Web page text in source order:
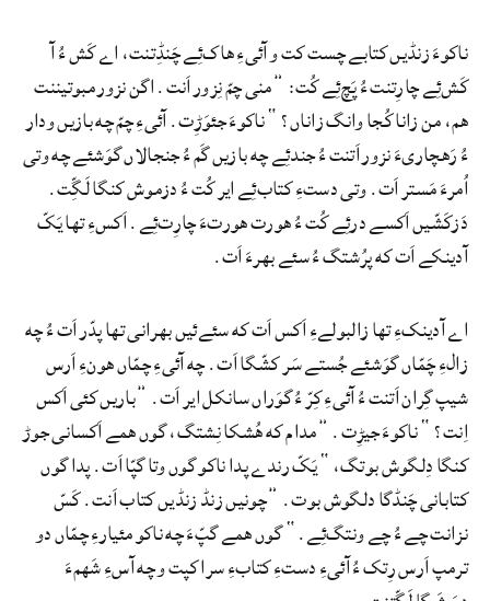
ناکوءَ زنڈیں کتابے چست کت و آئیءِ هاک‌ئِے چَنڈِتنت، اے کَش ءُ آ
کَش‌ئِے چارِتنت ءُ پَچ‌ئِے کُت: ”منی چمّ نِزور اَنت. اگن نزور مبوتیننت
هم، من زانا کُجا وانگ زاناں؟“ ناکوءَ جئوَڑِت. آئیءِ چمّ چه بازیں ودار
ءُ رَهچاریءَ نزور اَتنت ءُ جند‌ئِے چه بازیں گَم ءُ جنجالاں گوَشئے چه وتی
اُمرءَ مَستر اَت. وتی دستءِ کتاب‌ئِے ایر کُت ءُ دزموش کنگا لَگِّت.
دَزکَشّیں اَکسے درئِے کُت ءُ هورت هورتءَ چارِت‌ئِے. اَکسءِ تها یَکّ
آدینکے اَت که پرُشتگ ءُ سئے بهرءَ اَت.
اے آدینکءِ تها زالبولےءِ اَکس اَت که سئے‌ئیں بهرانی تها پدّر اَت ءُ چه
زالءِ چَمّاں گوَشئے جُستے سَر کشّگا اَت. چه آئیءِ چمّاں هونءِ اَرس
شیپ گِران اَتنت ءُ آئیءِ کِرّ ءُ گوَراں سانکل ایر اَت. ”باریں کئی اَکس
اِنت؟“ ناکوءَ جیڑِت. ”مدام که هُشکا نِشتگ، گوں همے اَکسانی جوڑ
کنگا دِلگوش بوتگ،“ یَکّ رندے پدا ناکو گوں وتا گپّا اَت. پدا گوں
کتابانی چَنڈگا دلگوش بوت. ”چونیں زنڈ زنڈیں کتاب اَنت. کَسّ
نزانت چے ءُ چے ونتگ‌ئِے.“ گوں همے گپّءَ چه ناکو مئیارءِ چمّاں دو
ترمپ اَرس رِتک ءُ آئیءِ دستءِ کتابءِ سرا کپت و چه آسءِ شَهمءَ